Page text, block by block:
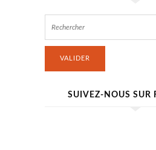
VALIDER
SUIVEZ-NOUS SUR